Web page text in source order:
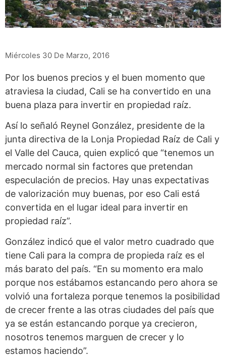
Miércoles 30 De Marzo, 2016
Por los buenos precios y el buen momento que
atraviesa la ciudad, Cali se ha convertido en una
buena plaza para invertir en propiedad raíz.
Así lo señaló Reynel González, presidente de la
junta directiva de la Lonja Propiedad Raíz de Cali y
el Valle del Cauca, quien explicó que “tenemos un
mercado normal sin factores que pretendan
especulación de precios. Hay unas expectativas
de valorización muy buenas, por eso Cali está
convertida en el lugar ideal para invertir en
propiedad raíz”.
González indicó que el valor metro cuadrado que
tiene Cali para la compra de propieda raíz es el
más barato del país. “En su momento era malo
porque nos estábamos estancando pero ahora se
volvió una fortaleza porque tenemos la posibilidad
de crecer frente a las otras ciudades del país que
ya se están estancando porque ya crecieron,
nosotros tenemos marguen de crecer y lo
estamos haciendo”.